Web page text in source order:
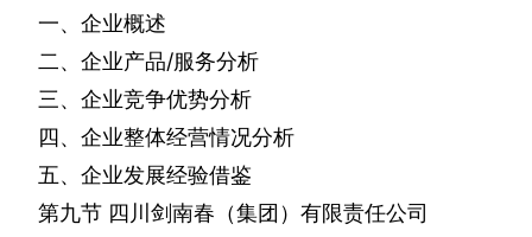
一、企业概述
二、企业产品/服务分析
三、企业竞争优势分析
四、企业整体经营情况分析
五、企业发展经验借鉴
第九节 四川剑南春（集团）有限责任公司